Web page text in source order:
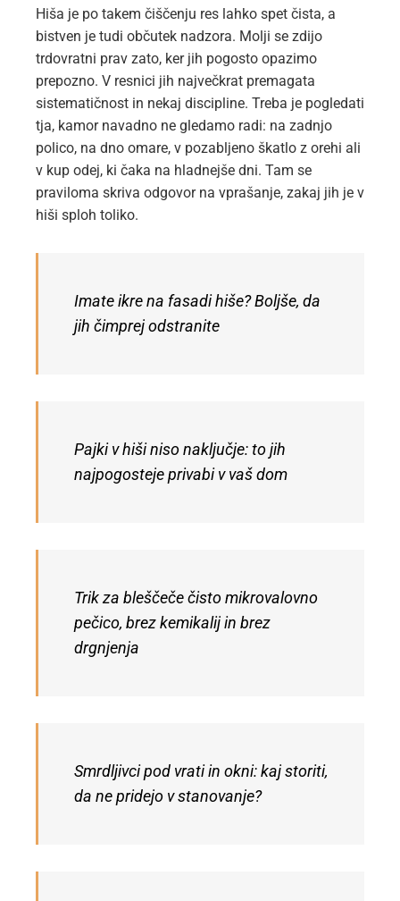
Hiša je po takem čiščenju res lahko spet čista, a
bistven je tudi občutek nadzora. Molji se zdijo
trdovratni prav zato, ker jih pogosto opazimo
prepozno. V resnici jih največkrat premagata
sistematičnost in nekaj discipline. Treba je pogledati
tja, kamor navadno ne gledamo radi: na zadnjo
polico, na dno omare, v pozabljeno škatlo z orehi ali
v kup odej, ki čaka na hladnejše dni. Tam se
praviloma skriva odgovor na vprašanje, zakaj jih je v
hiši sploh toliko.
Imate ikre na fasadi hiše? Boljše, da
jih čimprej odstranite
Pajki v hiši niso naključje: to jih
najpogosteje privabi v vaš dom
Trik za bleščeče čisto mikrovalovno
pečico, brez kemikalij in brez
drgnjenja
Smrdljivci pod vrati in okni: kaj storiti,
da ne pridejo v stanovanje?